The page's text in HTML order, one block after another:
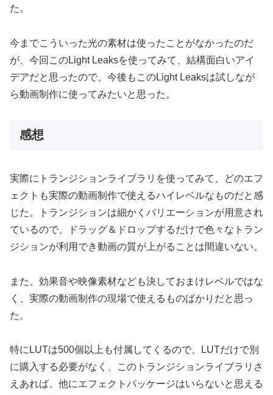
た。
今までこういった光の素材は使ったことがなかったのだ
が、今回このLight Leaksを使ってみて、結構面白いアイ
デアだと思ったので、今後もこのLight Leaksは試しなが
ら動画制作に使ってみたいと思った。
感想
実際にトランジションライブラリを使ってみて、どのエフ
ェクトも実際の動画制作で使えるハイレベルなものだと感
じた。トランジションは細かくバリエーションが用意され
ているので、ドラッグ＆ドロップするだけで色々なトラン
ジションが利用でき動画の質が上がることは間違いない。
また、効果音や映像素材なども決しておまけレベルではな
く、実際の動画制作の現場で使えるものばかりだと思っ
た。
特にLUTは500個以上も付属してくるので、LUTだけで別
に購入する必要がなく、このトランジションライブラリさ
えあれば、他にエフェクトパッケージはいらないと思える